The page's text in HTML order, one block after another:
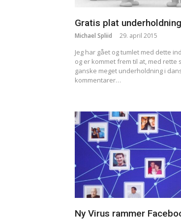
Gratis plat
Michael Spliid 29. april 2015
Jeg har gået og tumlet med dette
og er kommet frem til at, med rette
ganske meget underholdning i
kommentarer…
Ny Virus rammer